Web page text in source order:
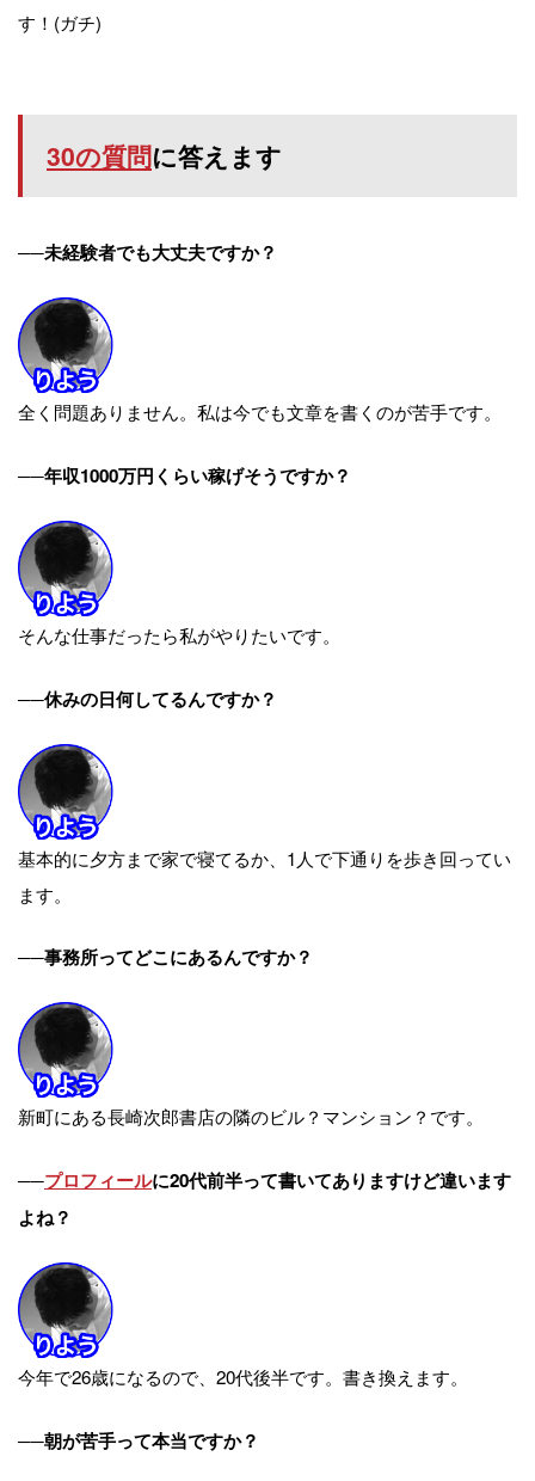
す！(ガチ)
30の質問に答えます
──未経験者でも大丈夫ですか？
全く問題ありません。私は今でも文章を書くのが苦手です。
──年収1000万円くらい稼げそうですか？
そんな仕事だったら私がやりたいです。
──休みの日何してるんですか？
基本的に夕方まで家で寝てるか、1人で下通りを歩き回ってい
ます。
──事務所ってどこにあるんですか？
新町にある長崎次郎書店の隣のビル？マンション？です。
──プロフィールに20代前半って書いてありますけど違います
よね？
今年で26歳になるので、20代後半です。書き換えます。
──朝が苦手って本当ですか？